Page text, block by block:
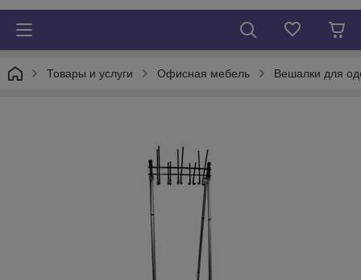
Товары и услуги Офисная мебель Вешалки для